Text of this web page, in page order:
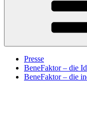
Presse
BeneFaktor – die
BeneFaktor – die